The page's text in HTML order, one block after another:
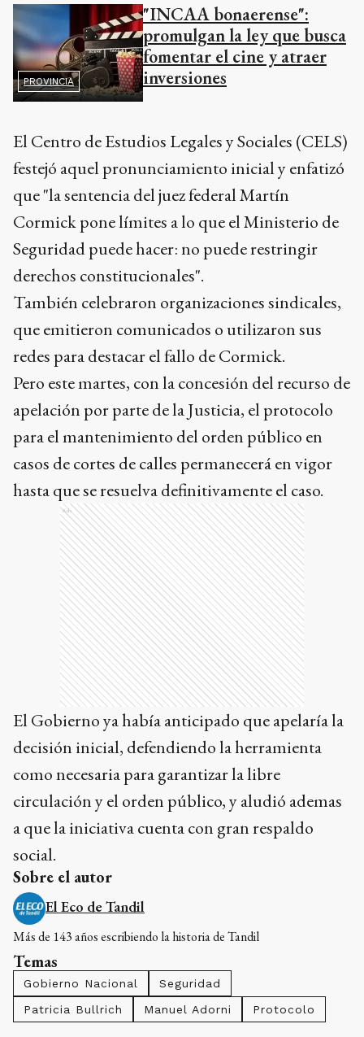
PROVINCIA
"INCAA bonaerense":
promulgan la ley que busca
fomentar el cine y atraer
inversiones
El Centro de Estudios Legales y Sociales (CELS)
festejó aquel pronunciamiento inicial y enfatizó
que "la sentencia del juez federal Martín
Cormick pone límites a lo que el Ministerio de
Seguridad puede hacer: no puede restringir
derechos constitucionales".
También celebraron organizaciones sindicales,
que emitieron comunicados o utilizaron sus
redes para destacar el fallo de Cormick.
Pero este martes, con la concesión del recurso de
apelación por parte de la Justicia, el protocolo
para el mantenimiento del orden público en
casos de cortes de calles permanecerá en vigor
hasta que se resuelva definitivamente el caso.
Ads
El Gobierno ya había anticipado que apelaría la
decisión inicial, defendiendo la herramienta
como necesaria para garantizar la libre
circulación y el orden público, y aludió ademas
a que la iniciativa cuenta con gran respaldo
social.
Sobre el autor
El Eco de Tandil
Más de 143 años escribiendo la historia de Tandil
Temas
Gobierno Nacional
Seguridad
Patricia Bullrich
Manuel Adorni Protocolo